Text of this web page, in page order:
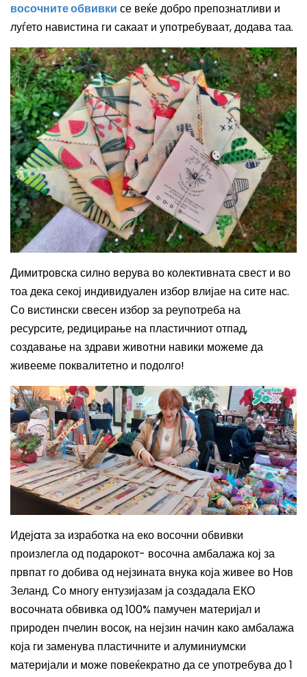
восочните обвивки се веќе добро препознатливи и
луѓето навистина ги сакаат и употребуваат, додава таа.
Димитровска силно верува во колективната свест и во
тоа дека секој индивидуален избор влијае на сите нас.
Со вистински свесен избор за реупотреба на
ресурсите, редицирање на пластичниот отпад,
создавање на здрави животни навики можеме да
живееме поквалитетно и подолго!
Идејaта за изработка на еко восочни обвивки
произлеглаод подарокот- восочна амбалажа кој за
првпат го добиваод нејзината внука која живее во Нов
Зеланд. Со многу ентузијазам ја создадала ЕКО
восочната обвивка од 100% памучен материјал и
природен пчелин восок, на нејзин начин како амбалажа
која ги заменува пластичните и алуминиумски
материјали и може повеќекратно да се употребува до 1